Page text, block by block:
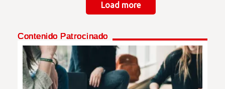
Load more
Contenido Patrocinado